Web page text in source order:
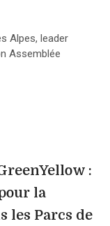
Alpes, leader
Assemblée
:
la
les Parcs de